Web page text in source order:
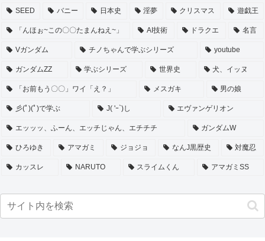
SEED バニー 日本史 淫夢 クリスマス 遊戯王
「んほぉ~この〇〇たまんねえ~」 AI技術 ドラクエ 名言
Vガンダム チノちゃんで学ぶシリーズ youtube
ガンダムZZ 学ぶシリーズ 世界史 犬、イッヌ
「お前もう〇〇」ワイ「え？」 メスガキ 男の娘
彡(ﾟ)(ﾟ)で学ぶ J( 'ｰ`)し エヴァンゲリオン
エッッッ、ふーん、エッチじゃん、エチチチ ガンダムW
ひろゆき アマガミ ジョジョ なんJ黒歴史 対魔忍
カッスレ NARUTO スライムくん アマガミSS